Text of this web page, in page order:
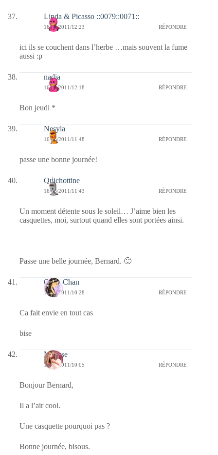
Linda & Picasso ::0079::0071::
16/06/2011/12:23 RÉPONDRE
ici ils se couchent dans l’herbe …mais souvent la fume
aussi :p
nadia
16/06/2011/12:18 RÉPONDRE
Bon jeudi *
Nesyla
16/06/2011/11:48 RÉPONDRE
passe une bonne journée!
Quichottine
16/06/2011/11:43 RÉPONDRE
Un moment détente sous le soleil… J’aime bien les
casquettes, moi, surtout quand elles sont portées ainsi.
Passe une belle journée, Bernard. 🙂
Onee-Chan
16/06/2011/10:28 RÉPONDRE
Ca fait envie en tout cas
bise
Mousse
16/06/2011/10:05 RÉPONDRE
Bonjour Bernard,
Il a l’air cool.
Une casquette pourquoi pas ?
Bonne journée, bisous.